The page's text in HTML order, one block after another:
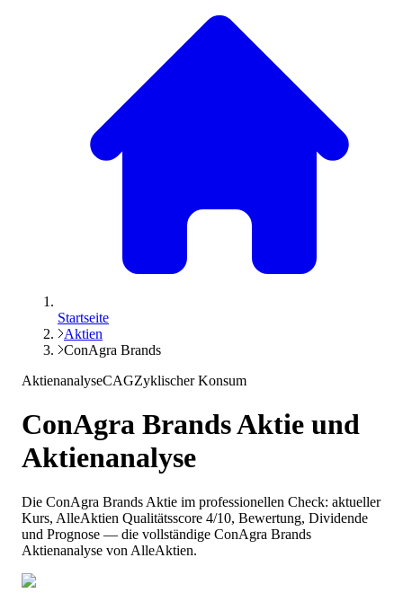
Startseite
Aktien
ConAgra Brands
AktienanalyseCAGZyklischer Konsum
ConAgra BrandsAktie und
Aktienanalyse
Die ConAgra Brands Aktie im professionellen Check: aktueller
Kurs, AlleAktien Qualitätsscore 4/10, Bewertung, Dividende
und Prognose — die vollständige ConAgra Brands
Aktienanalyse von AlleAktien.